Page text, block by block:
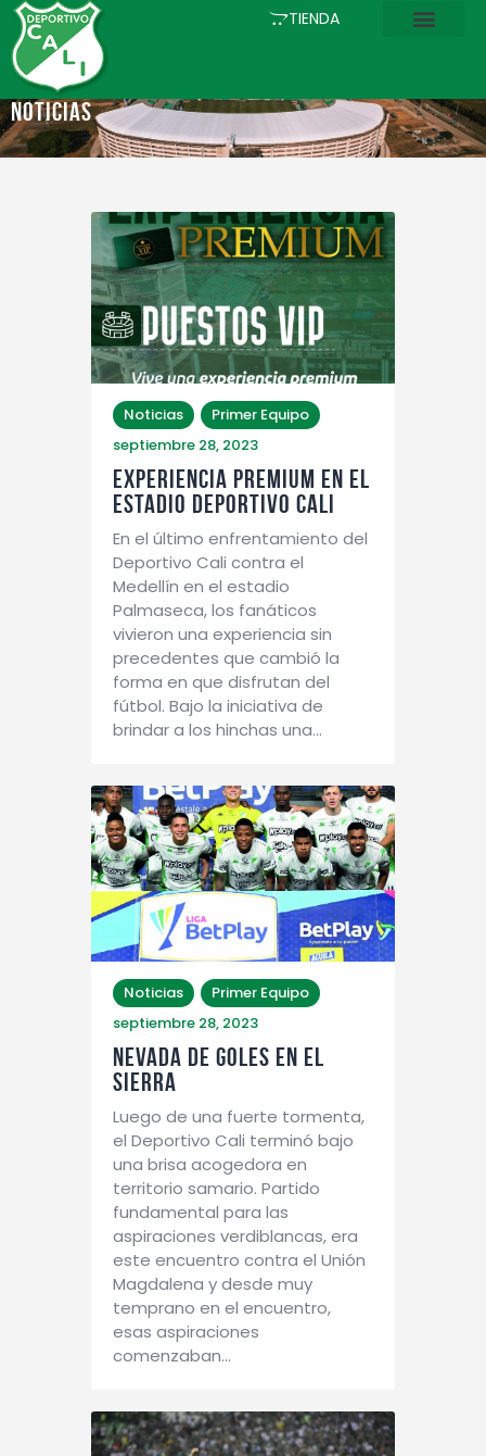
TIENDA
Noticias
INICIO
COMUNICACIONES
EL CLUB
FÚTBOL
ESTADIO
ASOCIADOS
PQRS
TIENDA
Noticias
Primer Equipo
septiembre 28, 2023
EXPERIENCIA PREMIUM EN EL
ESTADIO DEPORTIVO CALI
En el último enfrentamiento del
Deportivo Cali contra el
Medellín en el estadio
Palmaseca, los fanáticos
vivieron una experiencia sin
precedentes que cambió la
forma en que disfrutan del
fútbol. Bajo la iniciativa de
brindar a los hinchas una…
Noticias
Primer Equipo
septiembre 28, 2023
NEVADA DE GOLES EN EL
SIERRA
Luego de una fuerte tormenta,
el Deportivo Cali terminó bajo
una brisa acogedora en
territorio samario. Partido
fundamental para las
aspiraciones verdiblancas, era
este encuentro contra el Unión
Magdalena y desde muy
temprano en el encuentro,
esas aspiraciones
comenzaban…